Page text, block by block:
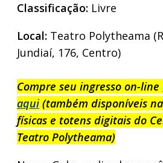
Classificação: Livre
Local: Teatro Polytheama
Jundiaí, 176, Centro)
Compre seu ingresso on-line
aqui(também disponíveis
físicas e totens digitais do
Teatro Polytheama)